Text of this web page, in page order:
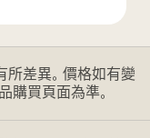
所差異。價格如有變
購買頁面為準。